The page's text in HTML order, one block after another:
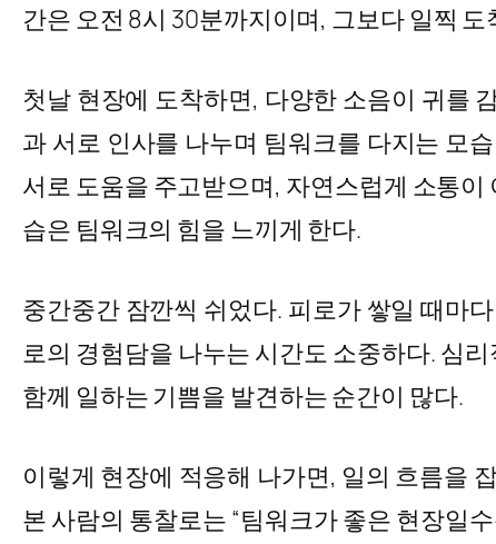
간은 오전 8시 30분까지이며, 그보다 일찍
첫날 현장에 도착하면, 다양한 소음이 귀를
과 서로 인사를 나누며 팀워크를 다지는 모
서로 도움을 주고받으며, 자연스럽게 소통
습은 팀워크의 힘을 느끼게 한다.
중간중간 잠깐씩 쉬었다. 피로가 쌓일 때마
로의 경험담을 나누는 시간도 소중하다. 심
함께 일하는 기쁨을 발견하는 순간이 많다.
이렇게 현장에 적응해 나가면, 일의 흐름을
본 사람의 통찰로는 “팀워크가 좋은 현장일